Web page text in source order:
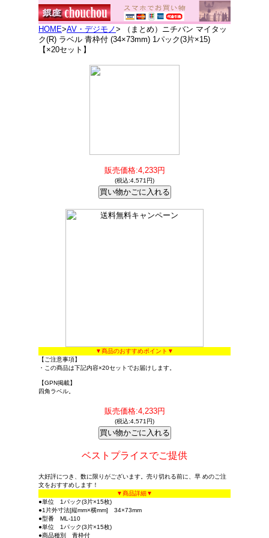
HOME>AV・デジモノ> （まとめ）ニチバン マイタッ
ク(R) ラベル 青枠付 (34×73mm) 1パック(3片×15)
【×20セット】
販売価格:4,233円
(税込:4,571円)
▼商品のおすすめポイント▼
【ご注意事項】
・この商品は下記内容×20セットでお届けします。
【GPN掲載】
四角ラベル。
販売価格:4,233円
(税込:4,571円)
ベストプライスでご提供
大好評につき、数に限りがございます。売り切れる前に、早 めのご注
文をおすすめします！
▼商品詳細▼
●単位 1パック(3片×15枚)
●1片外寸法[縦mm×横mm] 34×73mm
●型番 ML-110
●単位 1パック(3片×15枚)
●商品種別 青枠付